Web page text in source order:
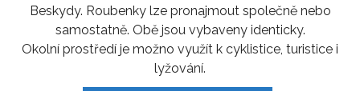
Beskydy. Roubenky lze pronajmout společně nebo
samostatně. Obě jsou vybaveny identicky.
Okolní prostředí je možno využít k cyklistice, turistice i
lyžování.